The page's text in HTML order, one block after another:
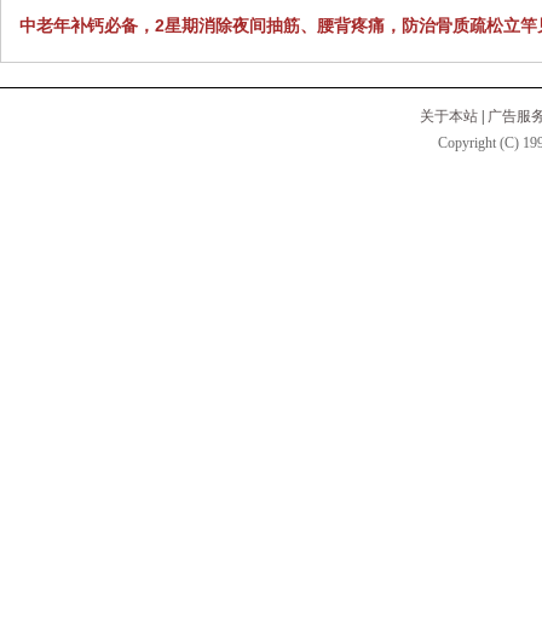
中老年补钙必备，2星期消除夜间抽筋、腰背疼痛，防治骨质疏松立竿
关于本站
广告服
Copyright (C)